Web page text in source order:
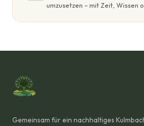
umzusetzen – mit Zeit, Wissen
Gemeinsam für ein nachhaltiges